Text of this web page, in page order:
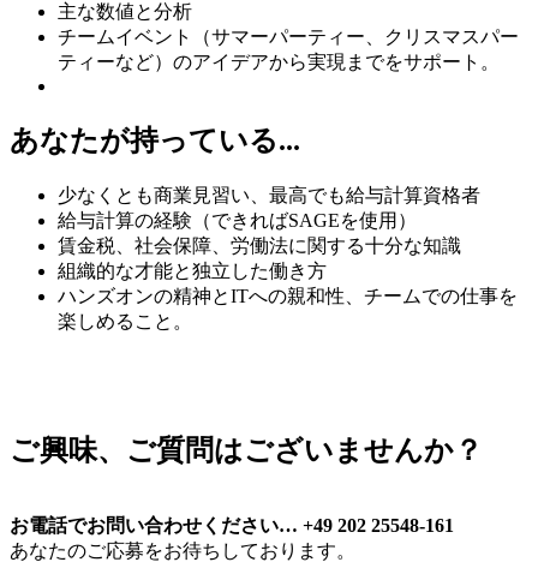
主な数値と分析
チームイベント（サマーパーティー、クリスマスパー
ティーなど）のアイデアから実現までをサポート。
あなたが持っている...
少なくとも商業見習い、最高でも給与計算資格者
給与計算の経験（できればSAGEを使用）
賃金税、社会保障、労働法に関する十分な知識
組織的な才能と独立した働き方
ハンズオンの精神とITへの親和性、チームでの仕事を
楽しめること。
ご興味、 ご質問はございませんか？
お電話でお問い合わせください… +49 202 25548-161
あなたのご応募をお待ちしております。